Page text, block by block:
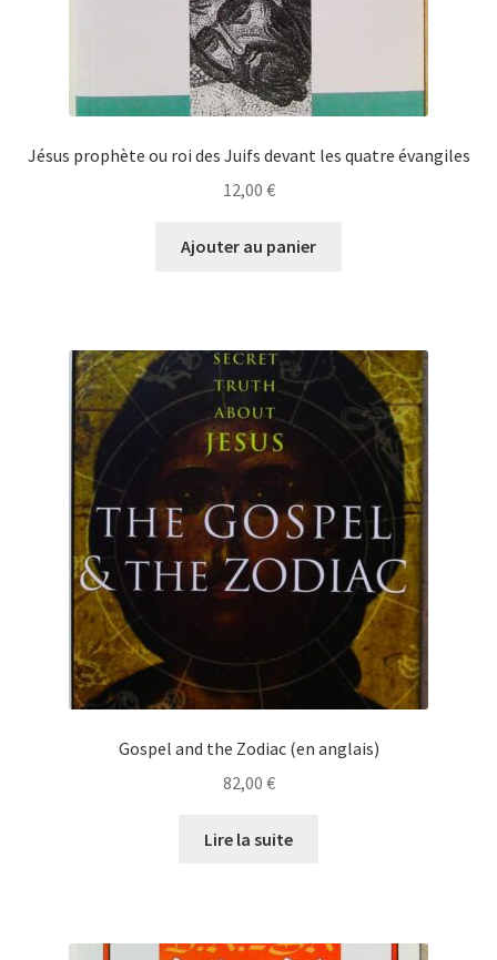
Jésus prophète ou roi des Juifs devant les quatre évangiles
12,00 €
Ajouter au panier
Gospel and the Zodiac (en anglais)
82,00 €
Lire la suite